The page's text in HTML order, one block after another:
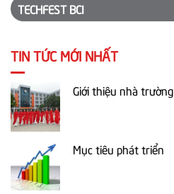
TECHFEST BCI
TIN TỨC MỚI NHẤT
Giới thiệu nhà trường
Mục tiêu phát triển